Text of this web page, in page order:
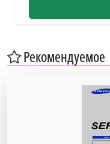
Рекомендуемое